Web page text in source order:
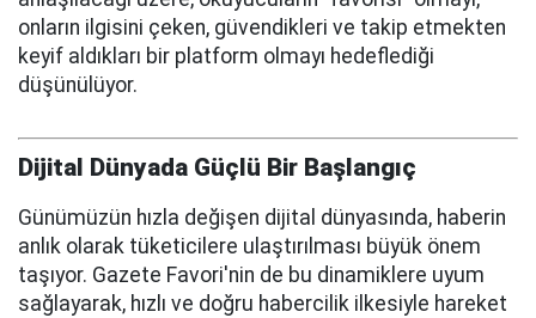
onların ilgisini çeken, güvendikleri ve takip etmekten
keyif aldıkları bir platform olmayı hedeflediği
düşünülüyor.
Dijital Dünyada Güçlü Bir Başlangıç
Günümüzün hızla değişen dijital dünyasında, haberin
anlık olarak tüketicilere ulaştırılması büyük önem
taşıyor. Gazete Favori'nin de bu dinamiklere uyum
sağlayarak, hızlı ve doğru habercilik ilkesiyle hareket